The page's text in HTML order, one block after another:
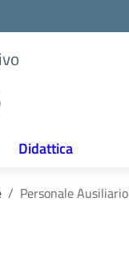
Didattica
Personale Ausiliario